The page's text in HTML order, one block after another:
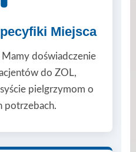
Miejsca
Mamy doświadczenie
do ZOL,
pielgrzymom o
potrzebach.